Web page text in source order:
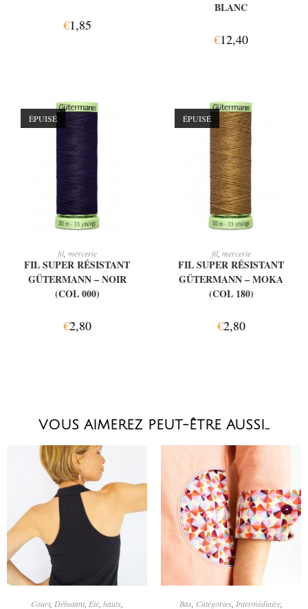
€1,85
BLANC
€12,40
ÉPUISÉ
LIRE LA SUITE
fil, mercerie
FIL SUPER RÉSISTANT
GÜTERMANN – NOIR
(COL 000)
€2,80
ÉPUISÉ
LIRE LA SUITE
fil, mercerie
FIL SUPER RÉSISTANT
GÜTERMANN – MOKA
(COL 180)
€2,80
VOUS AIMEREZ PEUT-ÊTRE AUSSI…
AJOUTER AU PANIER
Court, Débutant, Eté, hauts, CHOIX DES OPTIONS
Bas, Catégories, Intermédiaire,